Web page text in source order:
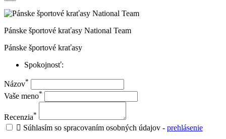
Pánske športové kraťasy National Team
Pánske športové kraťasy
Spokojnosť:
Názov*
Vaše meno*
Recenzia*
 Súhlasím so spracovaním osobných údajov - prehlásenie